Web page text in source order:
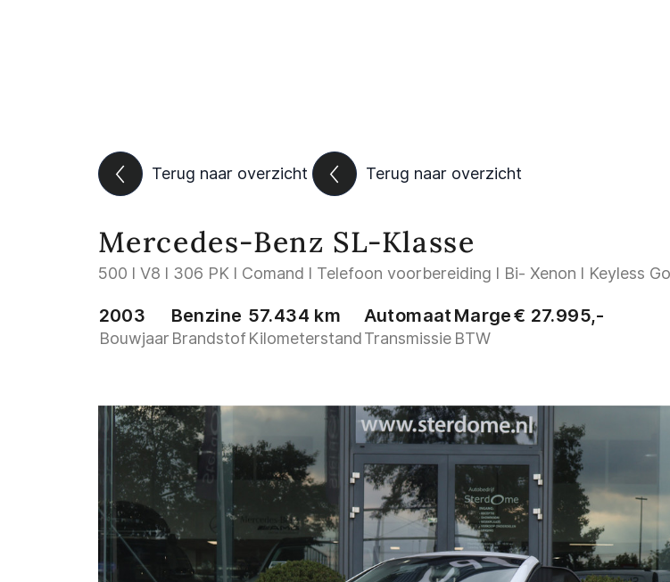
Terug naar overzicht Terug naar overzicht
Mercedes-Benz SL-Klasse
500 l V8 l 306 PK l Comand l Telefoon voorbereiding l Bi- Xenon l Keyless
2003
Bouwjaar
Benzine
Brandstof
57.434 km
Kilometerstand
Automaat
Transmissie
Marge
BTW
€ 27.995,-